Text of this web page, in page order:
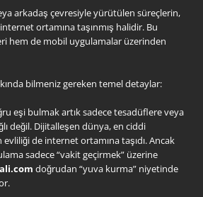
arkadaş çevresiyle yürütülen süreçlerin,
ortamına taşınmış halidir. Bu
hem de mobil uygulamalar üzerinden
bilmeniz gereken temel detaylar:
eşi bulmak artık sadece tesadüflere veya
değil. Dijitalleşen dünya, en ciddi
evliliği de internet ortamına taşıdı. Ancak
sadece “vakit geçirmek” üzerine
doğrudan “yuva kurma” niyetinde